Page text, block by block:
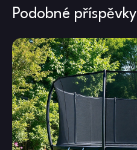
Podobné příspěvky